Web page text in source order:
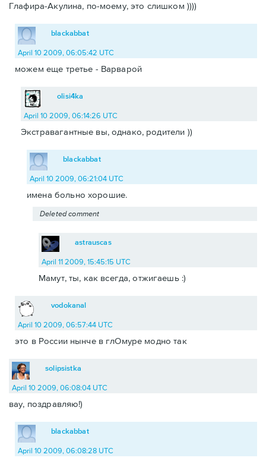
Глафира-Акулина, по-моему, это слишком ))))
blackabbat
April 10 2009, 06:05:42 UTC
можем еще третье - Варварой
olisi4ka
April 10 2009, 06:14:26 UTC
Экстравагантные вы, однако, родители ))
blackabbat
April 10 2009, 06:21:04 UTC
имена больно хорошие.
Deleted comment
astrauscas
April 11 2009, 15:45:15 UTC
Мамут, ты, как всегда, отжигаешь :)
vodokanal
April 10 2009, 06:57:44 UTC
это в России нынче в глОмуре модно так
solipsistka
April 10 2009, 06:08:04 UTC
вау, поздравляю!)
blackabbat
April 10 2009, 06:08:28 UTC